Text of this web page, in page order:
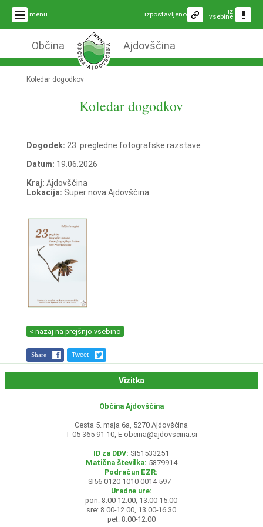
menu iz
vsebine
izpostavljeno
Občina Ajdovščina
Koledar dogodkov
Koledar dogodkov
Dogodek: 23. pregledne fotografske razstave
Datum: 19.06.2026
Kraj: Ajdovščina
Lokacija: Super nova Ajdovščina
< nazaj na prejšnjo vsebino
Share Tweet
Vizitka
Občina Ajdovščina
Cesta 5. maja 6a, 5270 Ajdovščina
T 05 365 91 10, E obcina@ajdovscina.si
ID za DDV: SI51533251
Matična številka: 5879914
Podračun EZR:
SI56 0120 1010 0014 597
Uradne ure:
pon: 8.00-12.00, 13.00-15.00
sre: 8.00-12.00, 13.00-16.30
pet: 8.00-12.00